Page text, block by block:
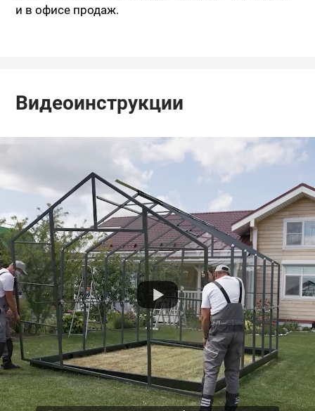
и в офисе продаж.
Видеоинструкции